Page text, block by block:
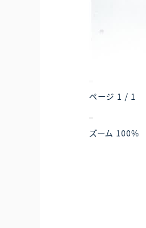
ページ 1 / 1
ズーム 100%